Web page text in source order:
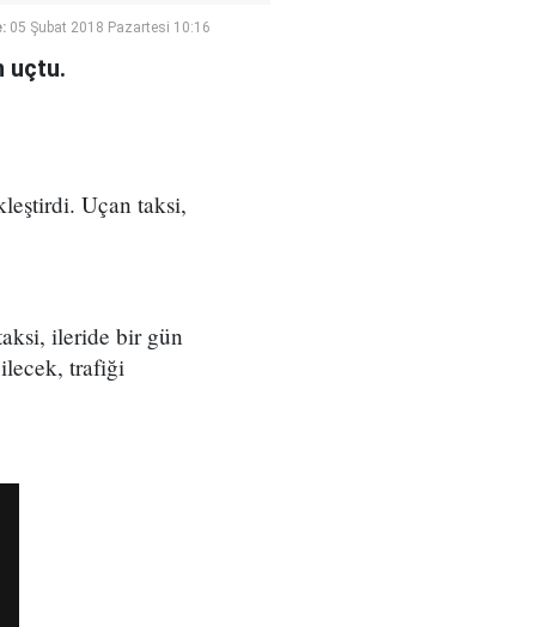
05 Şubat 2018 Pazartesi 10:16
uçtu.
Uçan taksi,
ileride bir gün
trafiği